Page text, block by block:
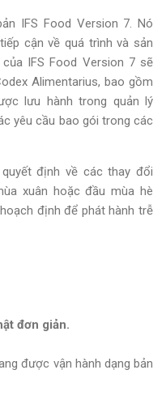
IFS Food Version 7. Nó
cận về quá trình và sản
IFS Food Version 7 sẽ
Alimentarius, bao gồm
lưu hành trong quản lý
yêu cầu bao gói trong các
định về các thay đổi
xuân hoặc đầu mùa hè
định để phát hành trễ
đơn giản.
được vận hành dạng bản